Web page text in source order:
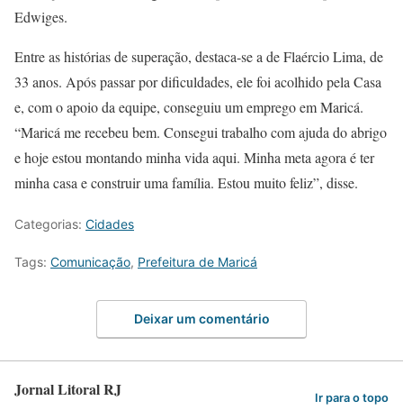
Edwiges.
Entre as histórias de superação, destaca-se a de Flaércio Lima, de
33 anos. Após passar por dificuldades, ele foi acolhido pela Casa
e, com o apoio da equipe, conseguiu um emprego em Maricá.
“Maricá me recebeu bem. Consegui trabalho com ajuda do abrigo
e hoje estou montando minha vida aqui. Minha meta agora é ter
minha casa e construir uma família. Estou muito feliz”, disse.
Categorias: Cidades
Tags: Comunicação, Prefeitura de Maricá
Deixar um comentário
Jornal Litoral RJ Ir para o topo